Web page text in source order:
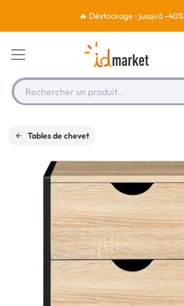
🔥 Déstockage : jusqu'à -40%
Rechercher un produit...
Tables de chevet